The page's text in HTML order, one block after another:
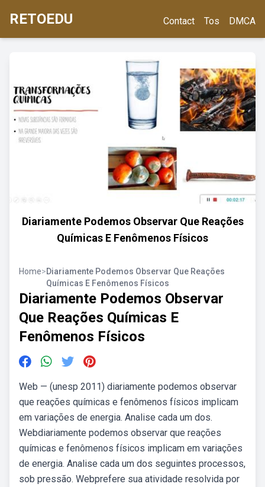
RETOEDU Contact Tos DMCA
Diariamente Podemos Observar Que Reações
Químicas E Fenômenos Físicos
Home>Diariamente Podemos Observar Que Reações
Químicas E Fenômenos Físicos
Diariamente Podemos Observar
Que Reações Químicas E
Fenômenos Físicos
Web — (unesp 2011) diariamente podemos observar
que reações químicas e fenômenos físicos implicam
em variações de energia. Analise cada um dos.
Webdiariamente podemos observar que reações
químicas e fenômenos físicos implicam em variações
de energia. Analise cada um dos seguintes processos,
sob pressão. Webprefere sua atividade resolvida por